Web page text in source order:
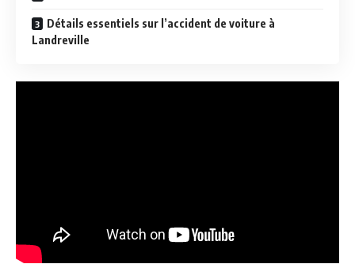
Détails essentiels sur l’accident de voiture à
Landreville